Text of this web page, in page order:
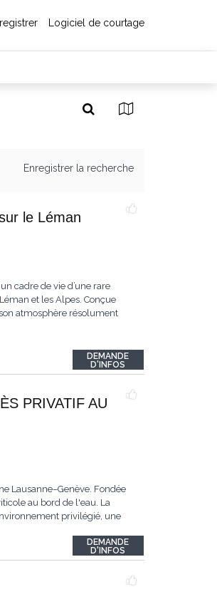
Logiciel de courtage
Enregistrer la recherche
le Léman
cadre de vie d’une rare
et les Alpes. Conçue
atmosphère résolument
DEMANDE
D'INFOS
PRIVATIF AU
Lausanne–Genève. Fondée
au bord de l'eau. La
privilégié, une
DEMANDE
D'INFOS